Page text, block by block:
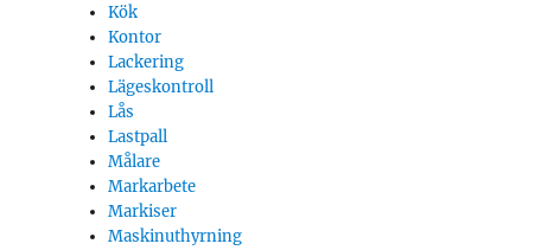
Kök
Kontor
Lackering
Lägeskontroll
Lås
Lastpall
Målare
Markarbete
Markiser
Maskinuthyrning